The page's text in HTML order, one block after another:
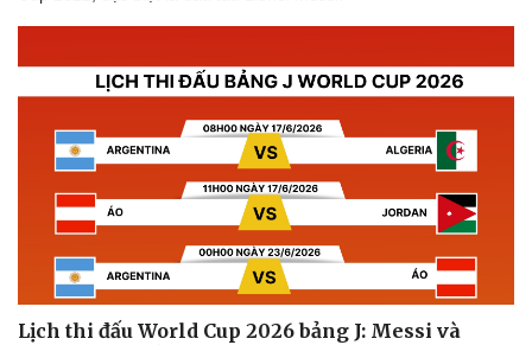
Lịch thi đấu World Cup 2026 bảng J: Messi và